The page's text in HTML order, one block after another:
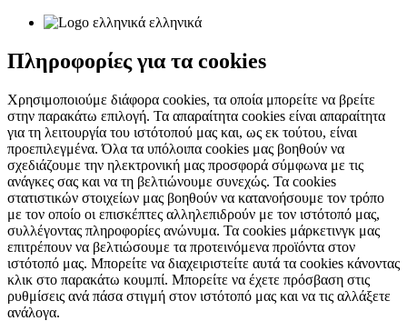
ελληνικά
Πληροφορίες για τα cookies
Χρησιμοποιούμε διάφορα cookies, τα οποία μπορείτε να βρείτε
στην παρακάτω επιλογή. Τα απαραίτητα cookies είναι απαραίτητα
για τη λειτουργία του ιστότοπού μας και, ως εκ τούτου, είναι
προεπιλεγμένα. Όλα τα υπόλοιπα cookies μας βοηθούν να
σχεδιάζουμε την ηλεκτρονική μας προσφορά σύμφωνα με τις
ανάγκες σας και να τη βελτιώνουμε συνεχώς. Τα cookies
στατιστικών στοιχείων μας βοηθούν να κατανοήσουμε τον τρόπο
με τον οποίο οι επισκέπτες αλληλεπιδρούν με τον ιστότοπό μας,
συλλέγοντας πληροφορίες ανώνυμα. Τα cookies μάρκετινγκ μας
επιτρέπουν να βελτιώσουμε τα προτεινόμενα προϊόντα στον
ιστότοπό μας. Μπορείτε να διαχειριστείτε αυτά τα cookies κάνοντας
κλικ στο παρακάτω κουμπί. Μπορείτε να έχετε πρόσβαση στις
ρυθμίσεις ανά πάσα στιγμή στον ιστότοπό μας και να τις αλλάξετε
ανάλογα.